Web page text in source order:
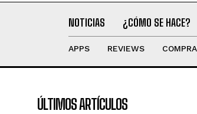
NOTICIAS ¿CÓMO SE HACE?
APPS REVIEWS
ÚLTIMOS ARTÍCULOS